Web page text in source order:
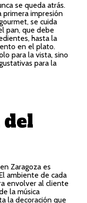
se queda atrás.
primera impresión
se cuida
pan, que debe
hasta la
en el plato.
para la vista, sino
para la
Zaragoza es
ambiente de cada
envolver al cliente
la música
la decoración que